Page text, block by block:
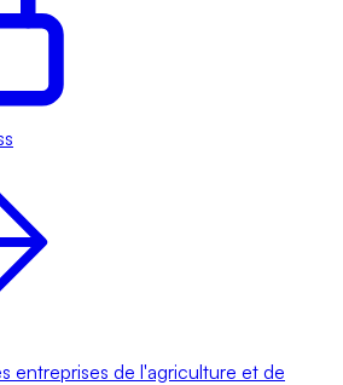
entreprises de l'agriculture et de